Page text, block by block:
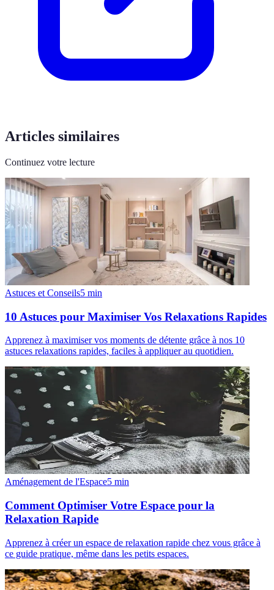
Articles similaires
Continuez votre lecture
Astuces et Conseils5 min
10 Astuces pour Maximiser Vos Relaxations Rapides
Apprenez à maximiser vos moments de détente grâce à nos 10
astuces relaxations rapides, faciles à appliquer au quotidien.
Aménagement de l'Espace5 min
Comment Optimiser Votre Espace pour la
Relaxation Rapide
Apprenez à créer un espace de relaxation rapide chez vous grâce à
ce guide pratique, même dans les petits espaces.